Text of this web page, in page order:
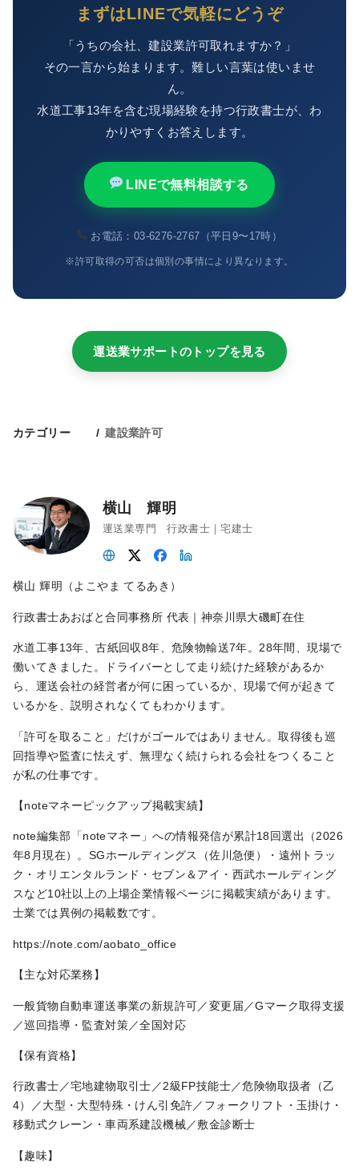
まずはLINEで気軽にどうぞ
「うちの会社、建設業許可取れますか？」
その一言から始まります。難しい言葉は使いませ
ん。
水道工事13年を含む現場経験を持つ行政書士が、わ
かりやすくお答えします。
LINEで無料相談する
お電話：03-6276-2767（平日9〜17時）
※許可取得の可否は個別の事情により異なります。
運送業サポートのトップを見る
カテゴリー 建設業許可
横山 輝明
運送業専門 行政書士｜宅建士
横山 輝明（よこやま てるあき）
行政書士あおばと合同事務所 代表｜神奈川県大磯町在住
水道工事13年、古紙回収8年、危険物輸送7年。28年間、現場で
働いてきました。ドライバーとして走り続けた経験があるか
ら、運送会社の経営者が何に困っているか、現場で何が起きて
いるかを、説明されなくてもわかります。
「許可を取ること」だけがゴールではありません。取得後も巡
回指導や監査に怯えず、無理なく続けられる会社をつくること
が私の仕事です。
【noteマネーピックアップ掲載実績】
note編集部「noteマネー」への情報発信が累計18回選出（2026
年8月現在）。SGホールディングス（佐川急便）・遠州トラッ
ク・オリエンタルランド・セブン＆アイ・西武ホールディング
スなど10社以上の上場企業情報ページに掲載実績があります。
士業では異例の掲載数です。
https://note.com/aobato_office
【主な対応業務】
一般貨物自動車運送事業の新規許可／変更届／Gマーク取得支援
／巡回指導・監査対策／全国対応
【保有資格】
行政書士／宅地建物取引士／2級FP技能士／危険物取扱者（乙
4）／大型・大型特殊・けん引免許／フォークリフト・玉掛け・
移動式クレーン・車両系建設機械／敷金診断士
【趣味】